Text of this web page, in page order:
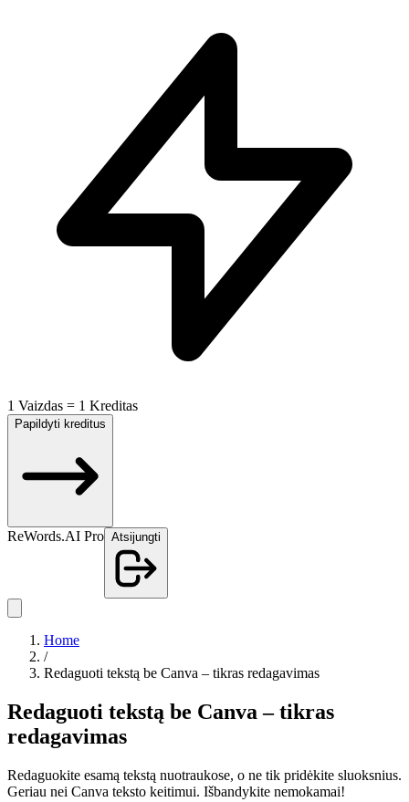
1 Vaizdas = 1 Kreditas
Papildyti kreditus
ReWords.AI Pro Atsijungti
Home
/
Redaguoti tekstą be Canva – tikras redagavimas
Redaguoti tekstą be Canva – tikras
redagavimas
Redaguokite esamą tekstą nuotraukose, o ne tik pridėkite sluoksnius.
Geriau nei Canva teksto keitimui. Išbandykite nemokamai!